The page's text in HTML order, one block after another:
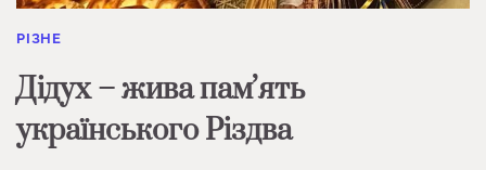
РІЗНЕ
Дідух – жива памʼять
українського Різдва